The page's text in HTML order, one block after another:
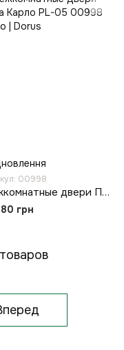
00998
Межкомнатные двери Папа Карло PL-05
грн